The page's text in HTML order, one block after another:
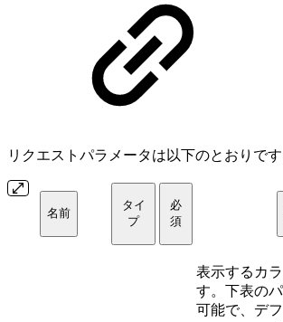
リクエストパラメータは以下のとおりです
名前
タイ
プ
必
須
表示するカ
す。下表の
可能で、デ